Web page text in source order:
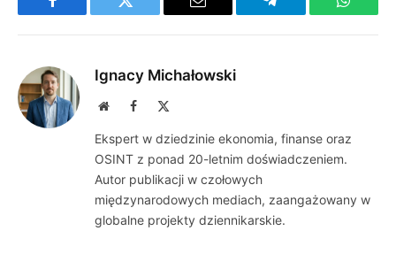
Facebook Twitter Email Telegram
Ignacy Michałowski
WebsiteFacebook
Ekspert w dziedzinie ekonomia, finanse oraz
OSINT z ponad 20-letnim doświadczeniem.
Autor publikacji w czołowych
międzynarodowych mediach, zaangażowany w
globalne projekty dziennikarskie.